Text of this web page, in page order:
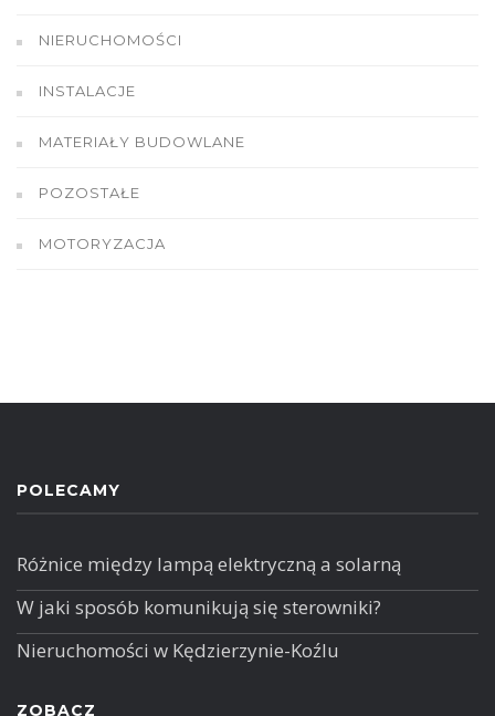
NIERUCHOMOŚCI
INSTALACJE
MATERIAŁY BUDOWLANE
POZOSTAŁE
MOTORYZACJA
POLECAMY
Różnice między lampą elektryczną a solarną
W jaki sposób komunikują się sterowniki?
Nieruchomości w Kędzierzynie-Koźlu
ZOBACZ